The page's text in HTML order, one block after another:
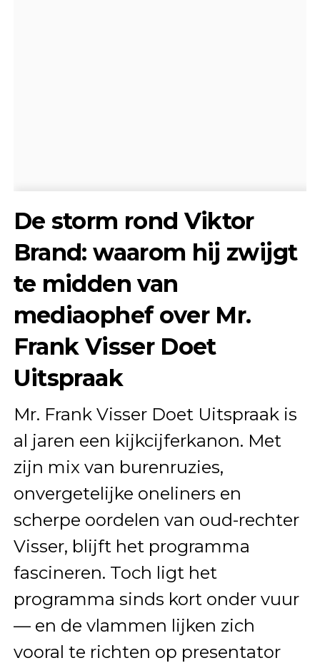
De storm rond Viktor
Brand: waarom hij zwijgt
te midden van
mediaophef over Mr.
Frank Visser Doet
Uitspraak
Mr. Frank Visser Doet Uitspraak is
al jaren een kijkcijferkanon. Met
zijn mix van burenruzies,
onvergetelijke oneliners en
scherpe oordelen van oud-rechter
Visser, blijft het programma
fascineren. Toch ligt het
programma sinds kort onder vuur
— en de vlammen lijken zich
vooral te richten op presentator